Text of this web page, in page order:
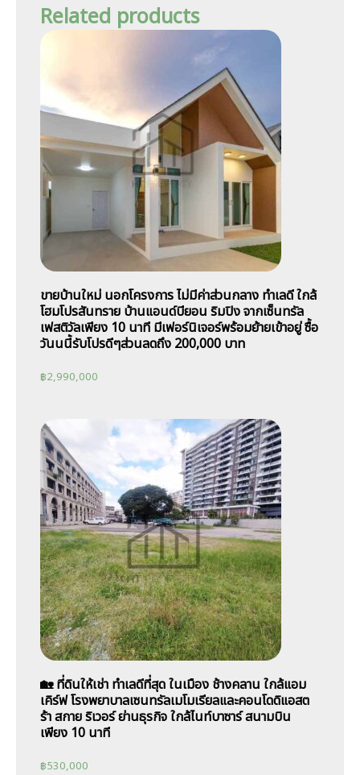
Related products
ขายบ้านใหม่ นอกโครงการ ไม่มีค่าส่วนกลาง ทำเลดี ใกล้
โฮมโปรสันทราย บ้านแอนด์บียอน ริมปิง จากเซ็นทรัล
เฟสติวัลเพียง 10 นาที มีเฟอร์นิเจอร์พร้อมย้ายเข้าอยู่ ซื้อ
วันนนี้รับโปรดีๆส่วนลดถึง 200,000 บาท
฿2,990,000
🏡 ที่ดินให้เช่า ทำเลดีที่สุด ในเมือง ช้างคลาน ใกล้แอม
เคิร์ฟ โรงพยาบาลเซนทรัลเมโมเรียลและคอนโดดิแอสต
ร้า สกาย ริเวอร์ ย่านธุรกิจ ใกล้ไนท์บาซาร์ สนามบิน
เพียง 10 นาที
฿530,000